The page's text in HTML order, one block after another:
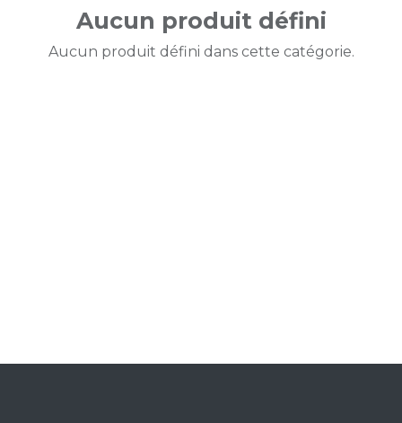
Aucun produit défini
Aucun produit défini dans cette catégorie.